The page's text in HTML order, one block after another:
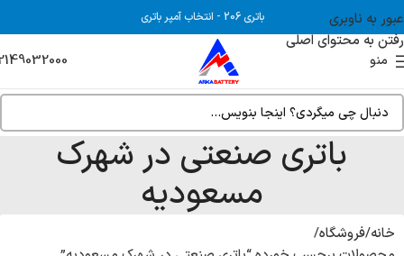
عبور به ناوبری
رفتن به محتوای اصلی
باتری 206 - انتخاب آمپر باتری
منو
باتری صنعتی در شهرک
مسعودیه
خانه فروشگاه